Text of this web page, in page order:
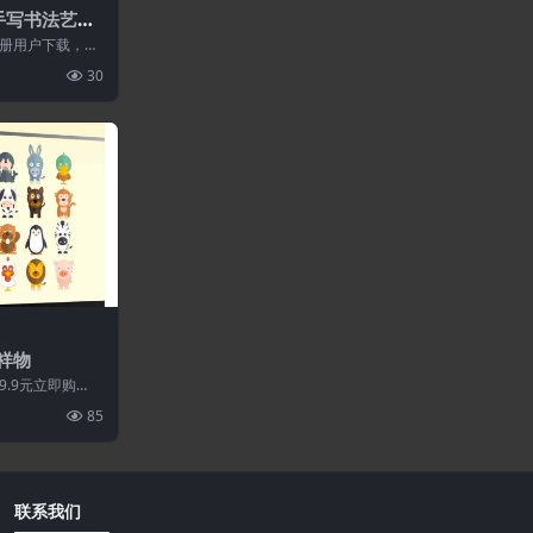
书法艺术
体大全
用户下载，请
30
物
元立即购
85
联系我们